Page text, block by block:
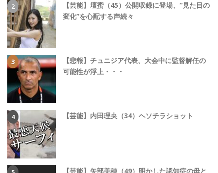
【芸能】壇蜜（45）公開収録に登場、“見た目の
変化”を心配する声続々
【悲報】チュニジア代表、大会中に監督解任の
可能性が浮上・・・
【芸能】内田理央（34）ヘソチラショット
【芸能】矢部美穂（49）明かした認知症の母と